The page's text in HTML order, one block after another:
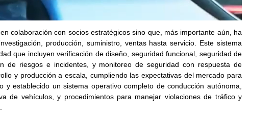
colaboración con socios estratégicos sino que, más importante aún, ha
producción, suministro, ventas hasta servicio. Este sistema
que incluyen verificación de diseño, seguridad funcional, seguridad de
de riesgos e incidentes, y monitoreo de seguridad con respuesta de
y producción a escala, cumpliendo las expectativas del mercado para
establecido un sistema operativo completo de conducción autónoma,
de vehículos, y procedimientos para manejar violaciones de tráfico y